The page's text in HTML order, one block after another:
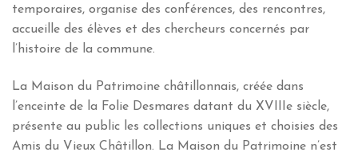
temporaires, organise des conférences, des rencontres,
accueille des élèves et des chercheurs concernés par
l’histoire de la commune.
La Maison du Patrimoine châtillonnais, créée dans
l’enceinte de la Folie Desmares datant du XVIIIe siècle,
présente au public les collections uniques et choisies des
Amis du Vieux Châtillon. La Maison du Patrimoine n’est